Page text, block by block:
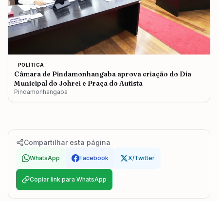
POLÍTICA
Câmara de Pindamonhangaba aprova criação do Dia
Municipal do Johrei e Praça do Autista
Pindamonhangaba
Compartilhar esta página
WhatsApp Facebook X/Twitter
Copiar link para WhatsApp